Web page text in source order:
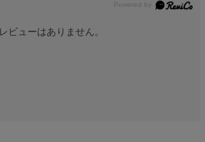
レビューはありません。